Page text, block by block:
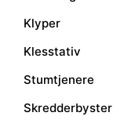
Klyper
Klesstativ
Stumtjenere
Skredderbyster